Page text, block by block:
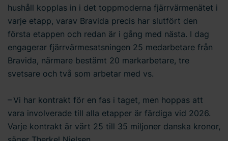
hushåll kopplas in i det toppmoderna fjärrvärmenätet i
varje etapp, varav Bravida precis har slutfört den
första etappen och redan är i gång med nästa. I dag
engagerar fjärrvärmesatsningen 25 medarbetare från
Bravida, närmare bestämt 20 markarbetare, tre
svetsare och två som arbetar med vs.
– Vi har kontrakt för en fas i taget, men hoppas att
vara involverade till alla etapper är färdiga vid 2026.
Varje kontrakt är värt 25 till 35 miljoner danska kronor,